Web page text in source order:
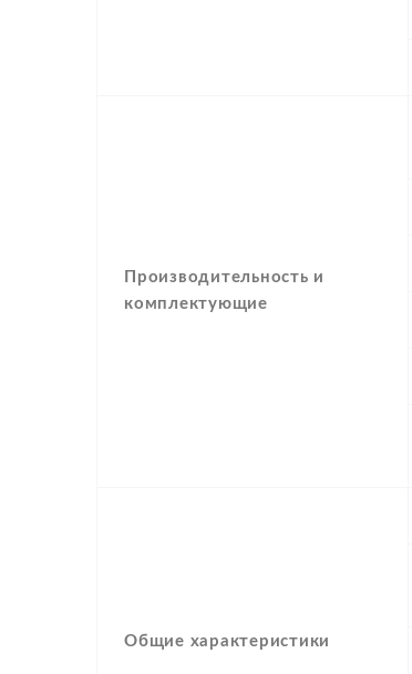
Производительность и
комплектующие
Общие характеристики